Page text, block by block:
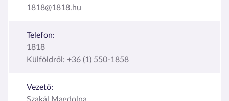
1818@1818.hu
Telefon:
1818
Külföldről: +36 (1) 550-1858
Vezető: